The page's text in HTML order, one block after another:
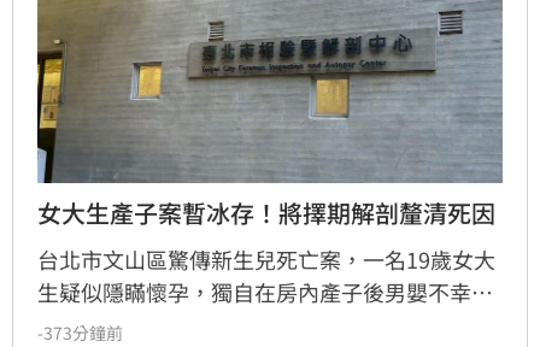
女大生產子案暫冰存！將擇期解剖釐清死因
台北市文山區驚傳新生兒死亡案，一名19歲女大
生疑似隱瞞懷孕，獨自在房內產子後男嬰不幸夭
折。女大生因恐懼責備將嬰屍藏於房內，直至家
-373分鐘前